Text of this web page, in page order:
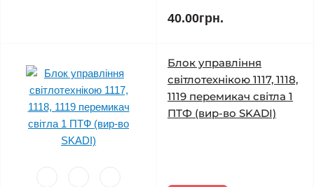
40.00грн.
Блок управління
світлотехнікою 1117, 1118,
1119 перемикач світла 1
ПТФ (вир-во SKADI)